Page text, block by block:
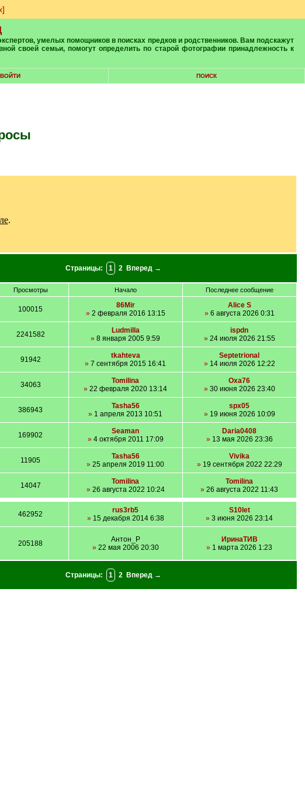
своей семьи, помогут определить по старой фотографии принадлежность к
ВОЙТИ ПОИСК
.
Страницы: 1 2 Вперед →
Просмотры Начало Последнее сообщение
100015
86Mir
»2 февраля 2016 13:15
Alice S
»6 августа 2026 0:31
2241582
Ludmilla
» 8 января 2005 9:59
ispdn
»24 июля 2026 21:55
91942
tkahteva
» 7 сентября 2015 16:41
Septetrional
»14 июля 2026 12:22
34063
Tomilina
» 22 февраля 2020 13:14
Oxa76
»30 июня 2026 23:40
386943
Tasha56
» 1 апреля 2013 10:51
spx05
»19 июня 2026 10:09
169902
Seaman
»4 октября 2011 17:09
Daria0408
»13 мая 2026 23:36
11905
Tasha56
» 25 апреля 2019 11:00
Vivika
»19 сентября 2022 22:29
14047
Tomilina
»26 августа 2022 10:24
Tomilina
» 26 августа 2022 11:43
462952
rus3rb5
»15 декабря 2014 6:38
S10let
» 3 июня 2026 23:14
205188
Антон_Р
»22 мая 2006 20:30
ИринаТИВ
» 1 марта 2026 1:23
Страницы: 1 2 Вперед →